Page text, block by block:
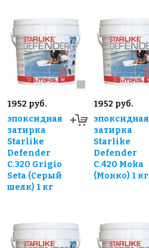
1952 руб.
эпоксидная
затирка
Starlike
Defender
С.320 Grigio
Seta (Серый
шелк) 1 кг
1952 руб.
эпоксидная
затирка
Starlike
Defender
С.420 Moka
(Мокко) 1 кг